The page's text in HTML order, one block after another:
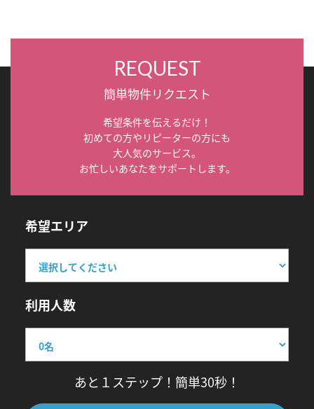
REQUEST
簡単物件リクエスト
希望条件を伝えるだけ！
初めての方やリピーターの方にも
大人気のサービス。
お忙しいあなたをサポートします。
希望エリア
利用人数
あと１ステップ！簡単30秒！